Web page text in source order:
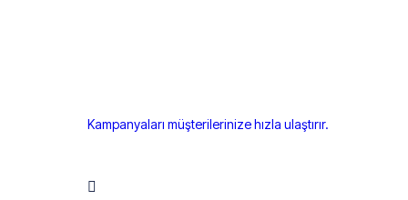
Kampanyaları müşterilerinize hızla ulaştırır.